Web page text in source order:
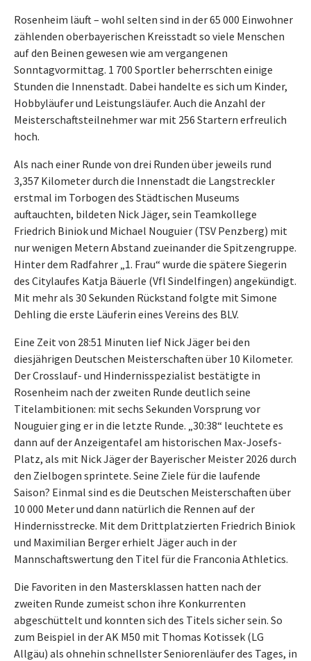
Rosenheim läuft – wohl selten sind in der 65 000 Einwohner
zählenden oberbayerischen Kreisstadt so viele Menschen
auf den Beinen gewesen wie am vergangenen
Sonntagvormittag. 1 700 Sportler beherrschten einige
Stunden die Innenstadt. Dabei handelte es sich um Kinder,
Hobbyläufer und Leistungsläufer. Auch die Anzahl der
Meisterschaftsteilnehmer war mit 256 Startern erfreulich
hoch.
Als nach einer Runde von drei Runden über jeweils rund
3,357 Kilometer durch die Innenstadt die Langstreckler
erstmal im Torbogen des Städtischen Museums
auftauchten, bildeten Nick Jäger, sein Teamkollege
Friedrich Biniok und Michael Nouguier (TSV Penzberg) mit
nur wenigen Metern Abstand zueinander die Spitzengruppe.
Hinter dem Radfahrer „1. Frau“ wurde die spätere Siegerin
des Citylaufes Katja Bäuerle (Vfl Sindelfingen) angekündigt.
Mit mehr als 30 Sekunden Rückstand folgte mit Simone
Dehling die erste Läuferin eines Vereins des BLV.
Eine Zeit von 28:51 Minuten lief Nick Jäger bei den
diesjährigen Deutschen Meisterschaften über 10 Kilometer.
Der Crosslauf- und Hindernisspezialist bestätigte in
Rosenheim nach der zweiten Runde deutlich seine
Titelambitionen: mit sechs Sekunden Vorsprung vor
Nouguier ging er in die letzte Runde. „30:38“ leuchtete es
dann auf der Anzeigentafel am historischen Max-Josefs-
Platz, als mit Nick Jäger der Bayerischer Meister 2026 durch
den Zielbogen sprintete. Seine Ziele für die laufende
Saison? Einmal sind es die Deutschen Meisterschaften über
10 000 Meter und dann natürlich die Rennen auf der
Hindernisstrecke. Mit dem Drittplatzierten Friedrich Biniok
und Maximilian Berger erhielt Jäger auch in der
Mannschaftswertung den Titel für die Franconia Athletics.
Die Favoriten in den Mastersklassen hatten nach der
zweiten Runde zumeist schon ihre Konkurrenten
abgeschüttelt und konnten sich des Titels sicher sein. So
zum Beispiel in der AK M50 mit Thomas Kotissek (LG
Allgäu) als ohnehin schnellster Seniorenläufer des Tages, in